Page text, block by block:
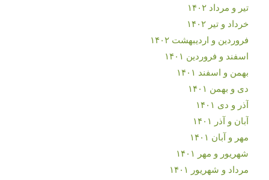
تیر و مرداد ۱۴۰۲
خرداد و تیر ۱۴۰۲
فروردین و اردیبهشت ۱۴۰۲
اسفند و فروردین ۱۴۰۱
بهمن و اسفند ۱۴۰۱
دی و بهمن ۱۴۰۱
آذر و دی ۱۴۰۱
آبان و آذر ۱۴۰۱
مهر و آبان ۱۴۰۱
شهریور و مهر ۱۴۰۱
مرداد و شهریور ۱۴۰۱